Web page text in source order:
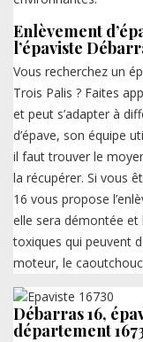
Enlèvement
l’épaviste
Vous recherchez un
Trois Palis ? Faites
et peut s’adapter à
d’épave, son équipe
il faut trouver le
la récupérer. Si vous
16 vous propose
elle sera démontée et
toxiques qui peuvent
moteur, le
Débarras 16,
département